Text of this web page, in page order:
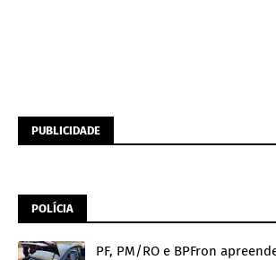
PUBLICIDADE
POLÍCIA
PF, PM/RO e BPFron